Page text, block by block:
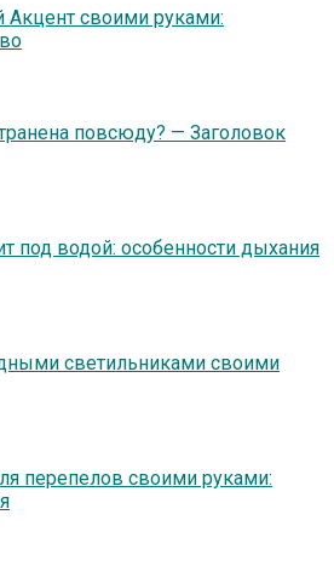
Акцент своими руками:
повсюду? — Заголовок
под водой: особенности дыхания
светильниками своими
перепелов своими руками: